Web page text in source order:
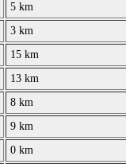
5 km
3 km
15 km
13 km
8 km
9 km
0 km